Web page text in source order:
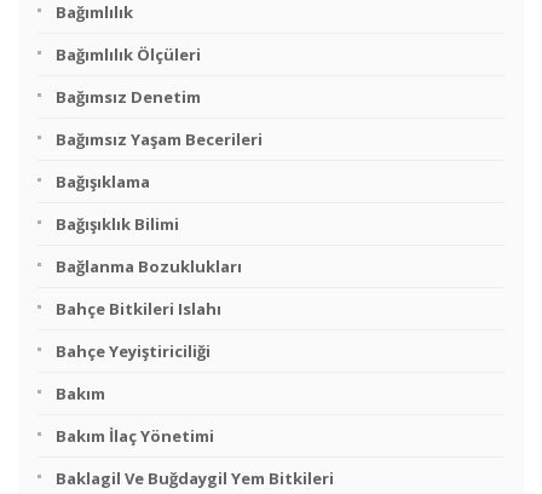
Bağımlılık
Bağımlılık Ölçüleri
Bağımsız Denetim
Bağımsız Yaşam Becerileri
Bağışıklama
Bağışıklık Bilimi
Bağlanma Bozuklukları
Bahçe Bitkileri Islahı
Bahçe Yeyiştiriciliği
Bakım
Bakım İlaç Yönetimi
Baklagil Ve Buğdaygil Yem Bitkileri